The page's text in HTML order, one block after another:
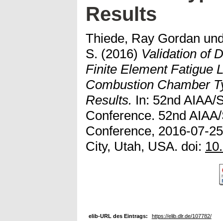
Results
Thiede, Ray Gordan
S. (2016) Validation of
Finite Element Fatigue
Combustion Chamber
Results. In: 52nd AIAA/
Conference. 52nd
Conference, 2016-07-
City, Utah, USA. doi:
elib-URL des Eintrags:
https://elib.dlr.de/107782/